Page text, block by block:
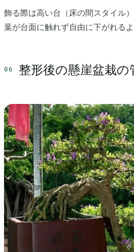
飾る際は高い台（床の間スタイル
葉が台面に触れず自由に下がれるよ
整形後の懸崖盆栽の